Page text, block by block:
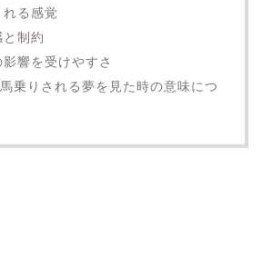
る感覚
制約
響を受けやすさ
乗りされる夢を見た時の意味につ